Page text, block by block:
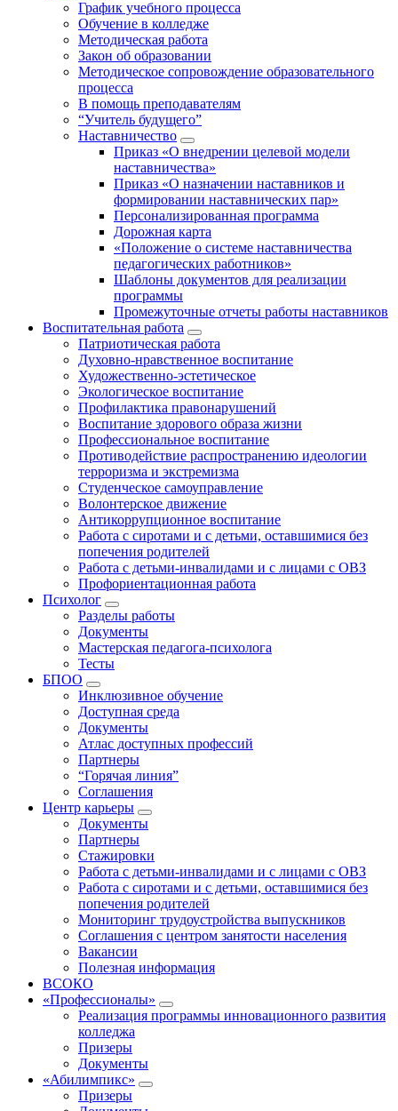
График учебного процесса
Обучение в колледже
Методическая работа
Закон об образовании
Методическое сопровождение образовательного
процесса
В помощь преподавателям
“Учитель будущего”
Наставничество
Приказ «О внедрении целевой модели
наставничества»
Приказ «О назначении наставников и
формировании наставнических пар»
Персонализированная программа
Дорожная карта
«Положение о системе наставничества
педагогических работников»
Шаблоны документов для реализации
программы
Промежуточные отчеты работы наставников
Воспитательная работа
Патриотическая работа
Духовно-нравственное воспитание
Художественно-эстетическое
Экологическое воспитание
Профилактика правонарушений
Воспитание здорового образа жизни
Профессиональное воспитание
Противодействие распространению идеологии
терроризма и экстремизма
Студенческое самоуправление
Волонтерское движение
Антикоррупционное воспитание
Работа с сиротами и с детьми, оставшимися без
попечения родителей
Работа с детьми-инвалидами и с лицами с ОВЗ
Профориентационная работа
Психолог
Разделы работы
Документы
Мастерская педагога-психолога
Тесты
БПОО
Инклюзивное обучение
Доступная среда
Документы
Атлас доступных профессий
Партнеры
“Горячая линия”
Соглашения
Центр карьеры
Документы
Партнеры
Стажировки
Работа с детьми-инвалидами и с лицами с ОВЗ
Работа с сиротами и с детьми, оставшимися без
попечения родителей
Мониторинг трудоустройства выпускников
Соглашения с центром занятости населения
Вакансии
Полезная информация
ВСОКО
«Профессионалы»
Реализация программы инновационного развития
колледжа
Призеры
Документы
«Абилимпикс»
Призеры